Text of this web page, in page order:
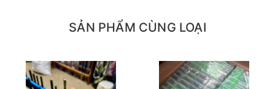
SẢN PHẨM CÙNG LOẠI